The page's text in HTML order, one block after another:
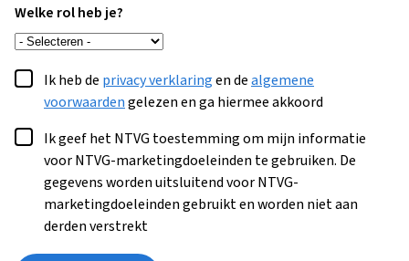
Welke rol heb je?
Ik heb de privacy verklaringen dealgemene
voorwaardengelezen en ga hiermee akkoord
Ik geef het NTVG toestemming om mijn informatie
voor NTVG-marketingdoeleinden te gebruiken. De
gegevens worden uitsluitend voor NTVG-
marketingdoeleinden gebruikt en worden niet aan
derden verstrekt